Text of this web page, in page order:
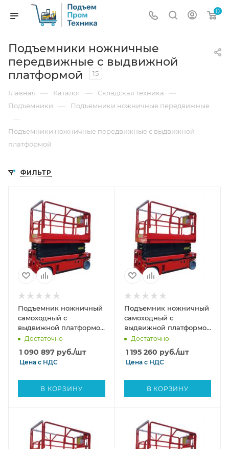
0
Подъемники ножничные
передвижные с выдвижной
платформой
15
Главная — Каталог — Складская техника —
Подъемники — Подъемники ножничные передвижные
—
Подъемники ножничные передвижные с выдвижной
платформой
ФИЛЬТР
Подъемник ножничный
самоходный с
выдвижной платформой
аккумуляторный 230 кг,
6/8 м, 24/330 В/Ач TOR
AMSL0608 Li-ion DC
Достаточно
1 090 897 руб./шт
Цена с НДС
В КОРЗИНУ
Подъемник ножничный
самоходный с
выдвижной платформой
аккумуляторный 450 кг
8/10м, 24/330 В/Ач TOR
AMSL0810 Li-ion DC
Достаточно
1 195 260 руб./шт
Цена с НДС
В КОРЗИНУ